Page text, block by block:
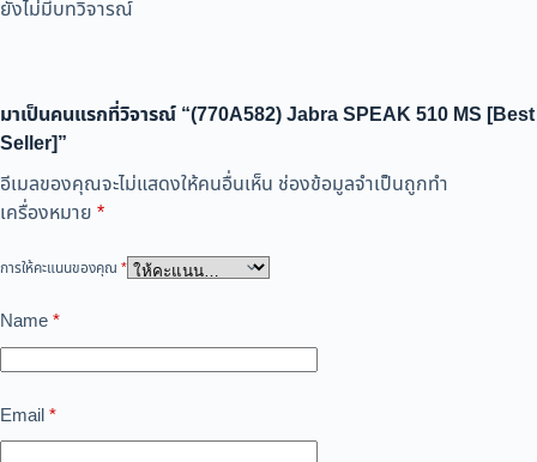
ยังไม่มีบทวิจารณ์
มาเป็นคนแรกที่วิจารณ์ “(770A582) Jabra SPEAK 510 MS [Best
Seller]”
อีเมลของคุณจะไม่แสดงให้คนอื่นเห็น ช่องข้อมูลจำเป็นถูกทำ
เครื่องหมาย *
การให้คะแนนของคุณ *
Name*
Email*